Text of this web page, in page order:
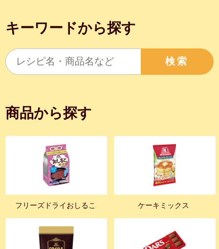
キーワードから探す
検索
商品から探す
フリーズドライおしるこ ケーキミックス